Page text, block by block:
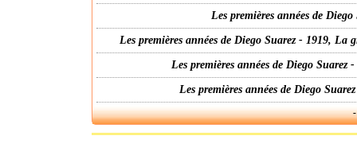
Les premières années de
Les premières années de Diego Suarez - 1919,
Les premières années de Diego
Les premières années de Diego